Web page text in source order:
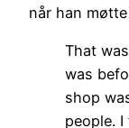
når han
That
was
shop
people. I